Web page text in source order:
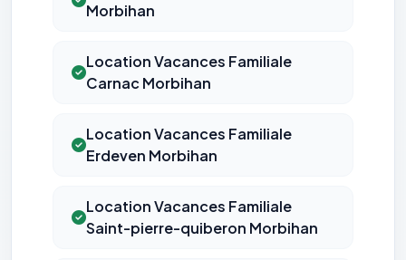
Morbihan
Location Vacances Familiale
Carnac Morbihan
Location Vacances Familiale
Erdeven Morbihan
Location Vacances Familiale
Saint-pierre-quiberon Morbihan